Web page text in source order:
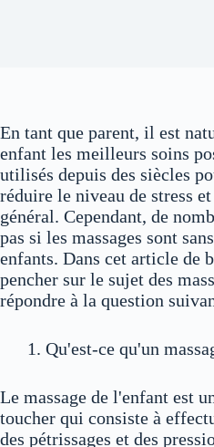
En tant que parent, il est
enfant les meilleurs soins
utilisés depuis des siècles
réduire le niveau de stress
général. Cependant, de
pas si les massages sont
enfants. Dans cet article de
pencher sur le sujet des
répondre à la question
Qu'est-ce qu'un
Le massage de l'enfant est
toucher qui consiste à
des pétrissages et des